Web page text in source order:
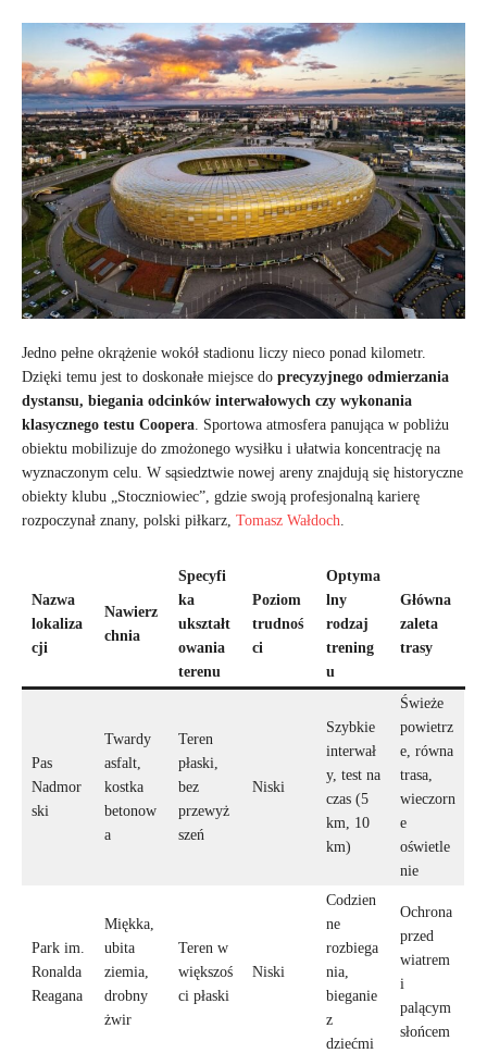
Jedno pełne okrążenie wokół stadionu liczy nieco ponad kilometr.
Dzięki temu jest to doskonałe miejsce do precyzyjnego odmierzania
dystansu, biegania odcinków interwałowych czy wykonania
klasycznego testu Coopera . Sportowa atmosfera panująca w pobliżu
obiektu mobilizuje do zmożonego wysiłku i ułatwia koncentrację na
wyznaczonym celu. W sąsiedztwie nowej areny znajdują się historyczne
obiekty klubu „Stoczniowiec”, gdzie swoją profesjonalną karierę
rozpoczynał znany, polski piłkarz, Tomasz Wałdoch
Nazwa
lokaliza
cji
Nawierz
chnia
Specyfi
ka
ukształt
owania
terenu
Poziom
trudnoś
ci
Optyma
lny
rodzaj
trening
u
Główna
zaleta
trasy
Pas
Nadmor
ski
Twardy
asfalt,
kostka
betonow
a
Teren
płaski,
bez
przewyż
szeń
Niski
Szybkie
interwał
y, test na
czas (5
km, 10
km)
Świeże
powietrz
e, równa
trasa,
wieczorn
e
oświetle
nie
Park im.
Ronalda
Reagana
Miękka,
ubita
ziemia,
drobny
żwir
Teren w
większoś
ci płaski
Niski
Codzien
ne
rozbiega
nia,
bieganie
z
dziećmi
Ochrona
przed
wiatrem
i
palącym
słońcem